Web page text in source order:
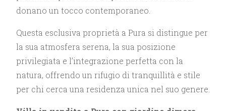
donano un tocco contemporaneo.
Questa esclusiva proprietà a Pura si distingue per
la sua atmosfera serena, la sua posizione
privilegiata e l’integrazione perfetta con la
natura, offrendo un rifugio di tranquillità e stile
per chi cerca una residenza unica nel suo genere.